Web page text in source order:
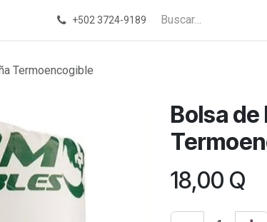
+502 3724-9189
Termoencogible
Bolsa
18,00 Q